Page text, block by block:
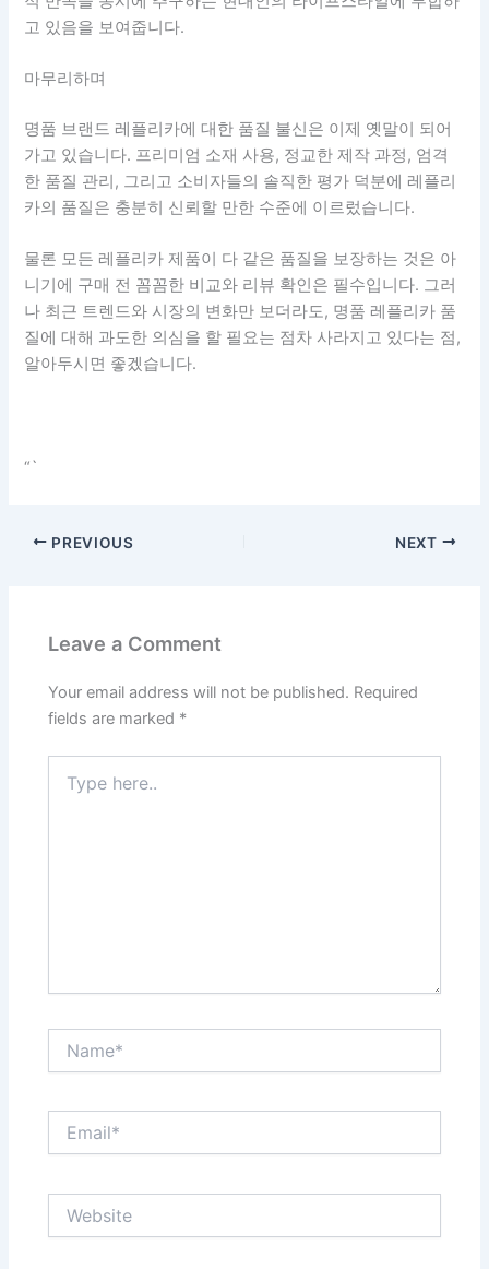
고 있음을 보여줍니다.
마무리하며
명품 브랜드 레플리카에 대한 품질 불신은 이제 옛말이 되어
가고 있습니다. 프리미엄 소재 사용, 정교한 제작 과정, 엄격
한 품질 관리, 그리고 소비자들의 솔직한 평가 덕분에 레플리
카의 품질은 충분히 신뢰할 만한 수준에 이르렀습니다.
물론 모든 레플리카 제품이 다 같은 품질을 보장하는 것은 아
니기에 구매 전 꼼꼼한 비교와 리뷰 확인은 필수입니다. 그러
나 최근 트렌드와 시장의 변화만 보더라도, 명품 레플리카 품
질에 대해 과도한 의심을 할 필요는 점차 사라지고 있다는 점,
알아두시면 좋겠습니다.
“`
PREVIOUS NEXT
Leave a Comment
Your email address will not be published. Required
fields are marked *
here..